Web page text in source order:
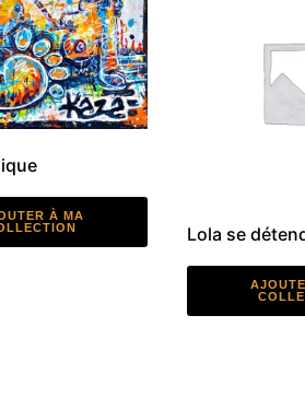
À MA
Lola se